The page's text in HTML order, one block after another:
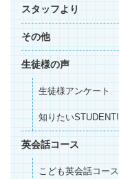
スタッフより
その他
生徒様の声
生徒様アンケート
知りたいSTUDENT!
英会話コース
こども英会話コース